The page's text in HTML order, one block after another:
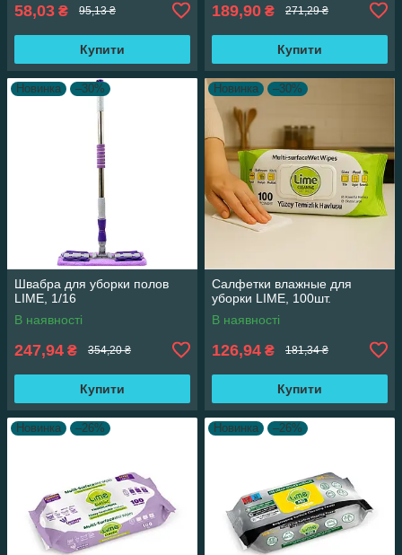
58,03 ₴ 95,13 ₴
Купити
189,90 ₴ 271,29 ₴
Купити
Новинка –30%
Швабра для уборки полов
LIME, 1/16
В наявності
247,94 ₴ 354,20 ₴
Купити
Новинка –30%
Салфетки влажные для
уборки LIME, 100шт.
В наявності
126,94 ₴ 181,34 ₴
Купити
Новинка –26% Новинка –26%